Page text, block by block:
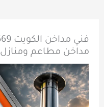
مداخن مطاعم ومنازل